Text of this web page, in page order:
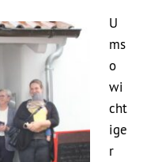
U
ms
o
wi
cht
ige
r